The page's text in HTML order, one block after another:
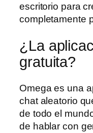
escritorio para
completamente
¿La
gratuita?
Omega es una
chat aleatorio
de todo el
de hablar con